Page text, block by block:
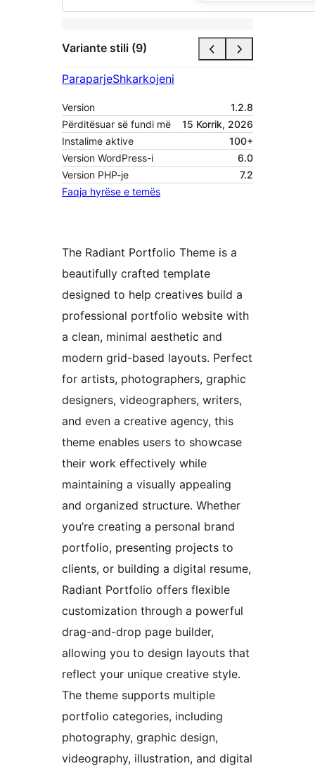
Variante stili (9)
ParaparjeShkarkojeni
Version
1.2.8
Përditësuar së fundi më
15 Korrik, 2026
Instalime aktive
100+
Version WordPress-i
6.0
Version PHP-je
7.2
Faqja hyrëse e temës
The Radiant Portfolio Theme is a
beautifully crafted template
designed to help creatives build a
professional portfolio website with
a clean, minimal aesthetic and
modern grid-based layouts. Perfect
for artists, photographers, graphic
designers, videographers, writers,
and even a creative agency, this
theme enables users to showcase
their work effectively while
maintaining a visually appealing
and organized structure. Whether
you’re creating a personal brand
portfolio, presenting projects to
clients, or building a digital resume,
Radiant Portfolio offers flexible
customization through a powerful
drag-and-drop page builder,
allowing you to design layouts that
reflect your unique creative style.
The theme supports multiple
portfolio categories, including
photography, graphic design,
videography, illustration, and digital